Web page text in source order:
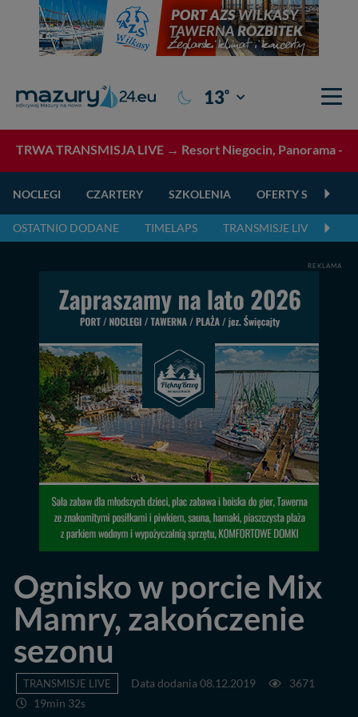
13° Giżycko
TRWA TRANSMISJA LIVE → Resort Niegocin, Panorama -
NOCLEGI CZARTERY SZKOLENIA OFERTY
OSTATNIO DODANE TIMELAPS TRANSMISJE LIVE
REKLAMA
Ognisko w porcie Mix
Mamry, zakończenie
sezonu
TRANSMISJE LIVE Data dodania 08.12.2019
3671
19min 32s